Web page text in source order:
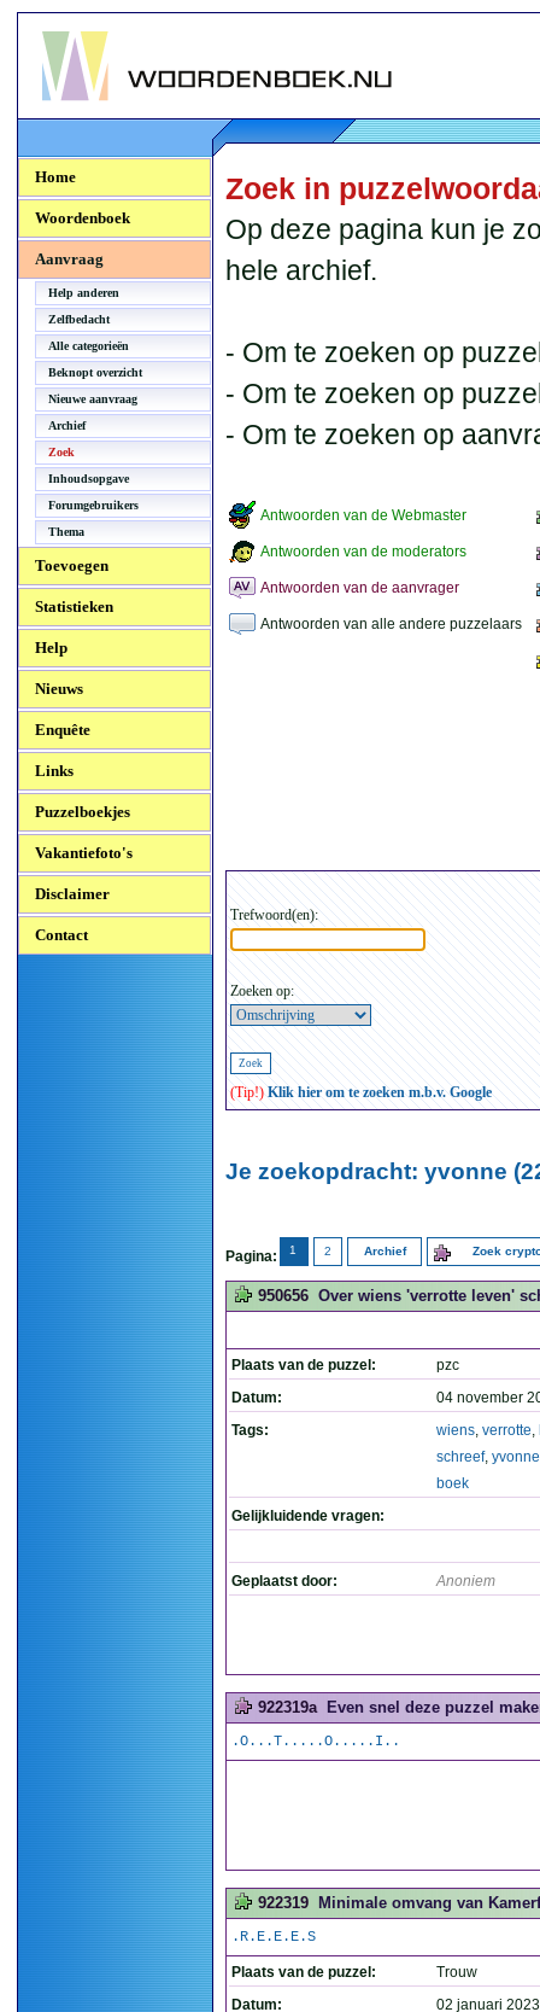
Woordenboek.NU
Home
Woordenboek
Aanvraag
Help anderen
Zelfbedacht
Alle categorieën
Beknopt overzicht
Nieuwe aanvraag
Archief
Zoek
Inhoudsopgave
Forumgebruikers
Thema
Toevoegen
Statistieken
Help
Nieuws
Enquête
Links
Puzzelboekjes
Vakantiefoto's
Disclaimer
Contact
Zoek in
Op deze pagina kun je
hele archief.
- Om te zoeken op
- Om te zoeken op
- Om te zoeken op
Antwoorden van de Webmaster
Antwoorden van de moderators
Antwoorden van de aanvrager
Antwoorden van alle andere puzzelaars
Trefwoord(en):
Zoeken op:
(Tip!) Klik hier om te zoeken m.b.v. Google
Je zoekopdracht: yvonne
Pagina: 1 2 Archief Zoek
950656 Over wiens 'verrotte leven'
Plaats van de puzzel:
pzc
Datum:
04 november
Tags:
wiens, verrotte,
schreef, yvonne
boek
Gelijkluidende vragen:
Geplaatst door: Anoniem
922319a Even snel deze puzzel
.O...T.....O.....I..
922319 Minimale omvang van
.R.E.E.E.S
Plaats van de puzzel:
Trouw
Datum:
02 januari